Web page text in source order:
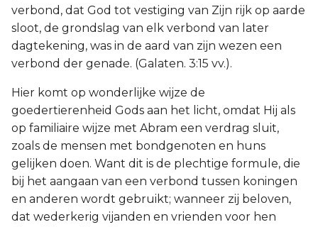
verbond, dat God tot vestiging van Zijn rijk op aarde
sloot, de grondslag van elk verbond van later
dagtekening, was in de aard van zijn wezen een
verbond der genade. (Galaten. 3:15 vv.).
Hier komt op wonderlijke wijze de
goedertierenheid Gods aan het licht, omdat Hij als
op familiaire wijze met Abram een verdrag sluit,
zoals de mensen met bondgenoten en huns
gelijken doen. Want dit is de plechtige formule, die
bij het aangaan van een verbond tussen koningen
en anderen wordt gebruikt; wanneer zij beloven,
dat wederkerig vijanden en vrienden voor hen